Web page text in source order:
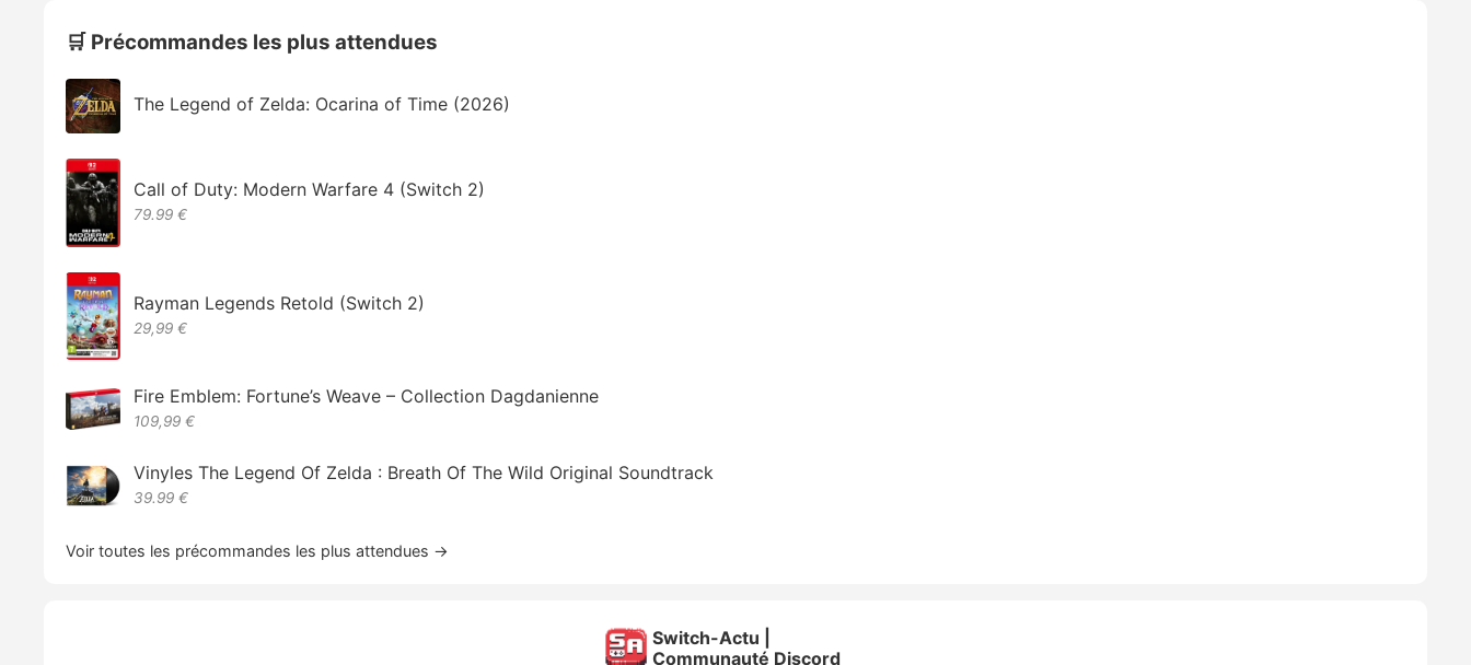
🛒 Précommandes les plus attendues
The Legend of Zelda: Ocarina of Time (2026)
Call of Duty: Modern Warfare 4 (Switch 2)
79.99 €
Rayman Legends Retold (Switch 2)
29,99 €
Fire Emblem: Fortune’s Weave – Collection Dagdanienne
109,99 €
Vinyles The Legend Of Zelda : Breath Of The Wild Original Soundtrack
39.99 €
Voir toutes les précommandes les plus attendues →
Switch-Actu |
Communauté Discord